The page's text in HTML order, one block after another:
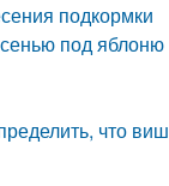
подкормки
под яблоню
что